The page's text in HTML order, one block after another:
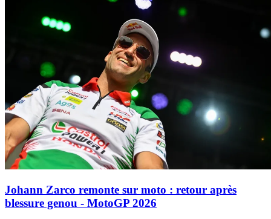
Johann Zarco remonte sur moto : retour après
blessure genou - MotoGP 2026